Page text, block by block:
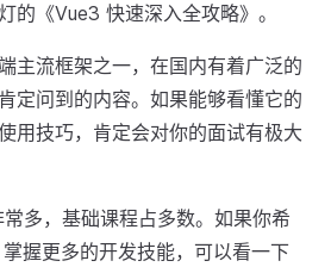
的《Vue3 快速深入全攻略》。
主流框架之一，在国内有着广泛的
定问到的内容。如果能够看懂它的
用技巧，肯定会对你的面试有极大
多，基础课程占多数。如果你希
握更多的开发技能，可以看一下